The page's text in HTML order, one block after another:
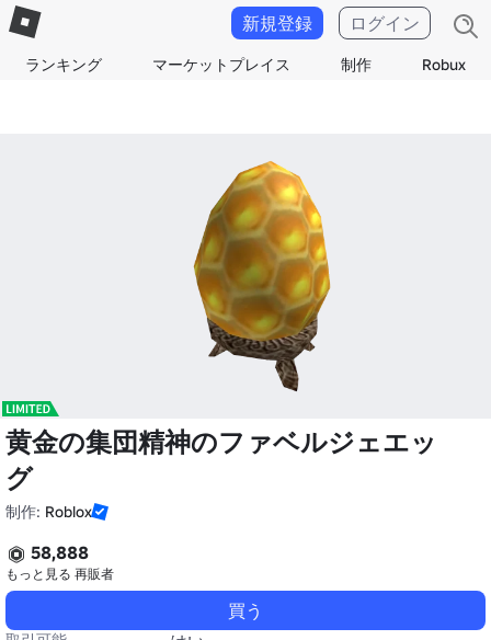
ランキング マーケットプレイス 制作 Robux
新規登録 ログイン
黄金の集団精神のファベルジェエッ
グ
制作: Roblox
58,888
もっと見る 再販者
買う